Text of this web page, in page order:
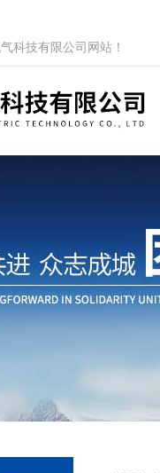
科技有限公司网站！